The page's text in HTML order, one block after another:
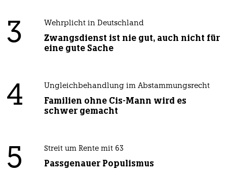
3 Wehrplicht in Deutschland
Zwangsdienst ist nie gut, auch nicht für
eine gute Sache
4 Ungleichbehandlung im Abstammungsrecht
Familien ohne Cis-Mann wird es
schwer gemacht
5 Streit um Rente mit 63
Passgenauer Populismus